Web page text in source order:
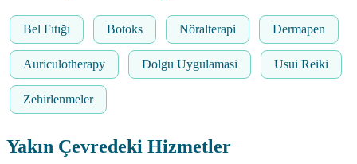
Bel Fıtığı Botoks Nöralterapi Dermapen
Auriculotherapy Dolgu Uygulamasi Usui Reiki
Zehirlenmeler
Yakın Çevredeki Hizmetler